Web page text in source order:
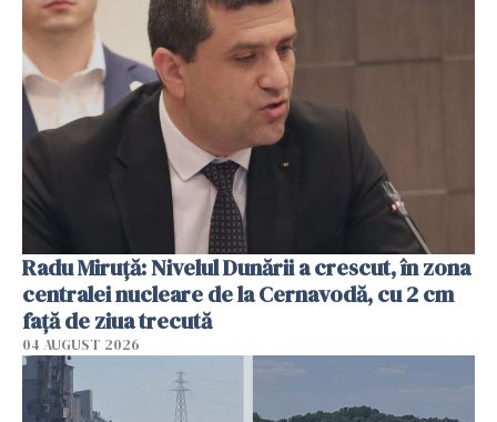
Radu Miruţă: Nivelul Dunării a crescut, în zona
centralei nucleare de la Cernavodă, cu 2 cm
faţă de ziua trecută
04 AUGUST 2026